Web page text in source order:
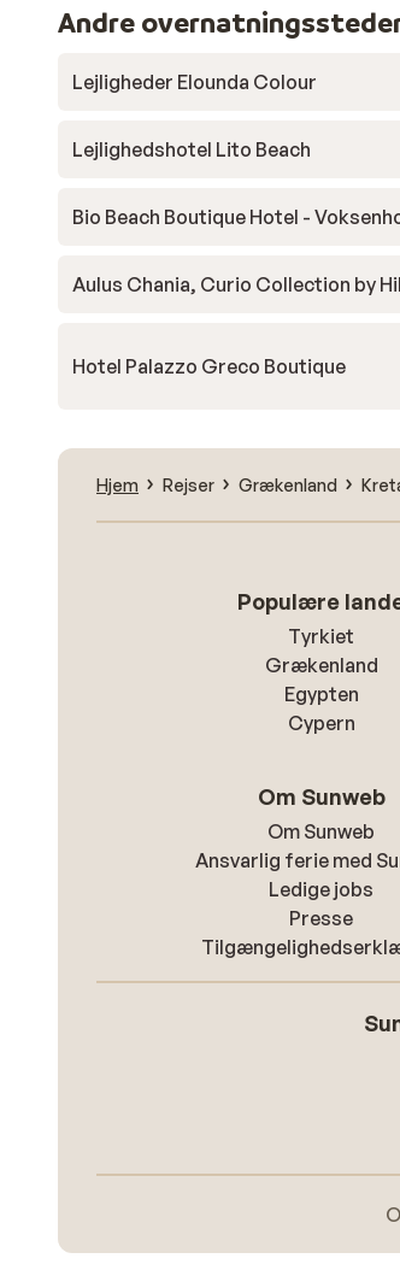
Andre
Lejligheder Elounda Colour
Lejlighedshotel Lito Beach
Bio Beach Boutique Hotel -
Aulus Chania, Curio Collection by
Hotel Palazzo Greco Boutique
Hjem Rejser Grækenland
Populære
Tyrkiet
Grækenland
Egypten
Cypern
Om Sunweb
Om Sunweb
Ansvarlig ferie med
Ledige jobs
Presse